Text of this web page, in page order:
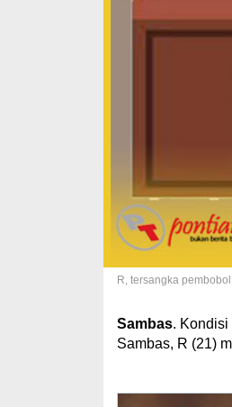
R, tersangka
Sambas. Kondisi
Sambas, R (21)